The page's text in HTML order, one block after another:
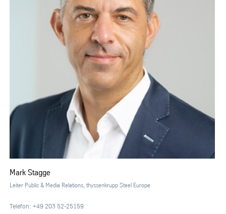
Mark Stagge
Leiter Public & Media Relations, thyssenkrupp Steel Europe
Telefon: +49 203 52-25159